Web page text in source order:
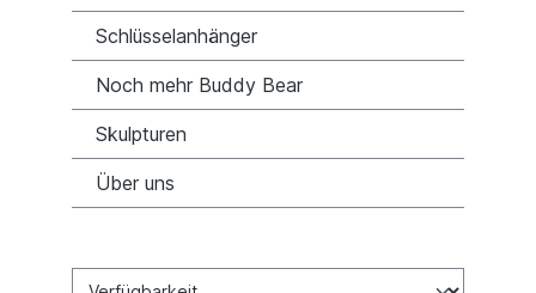
Schlüsselanhänger
Noch mehr Buddy Bear
Skulpturen
Über uns